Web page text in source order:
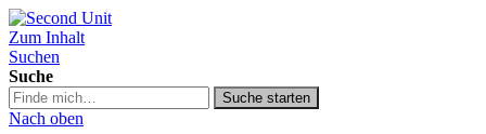
Second Unit
Zum Inhalt
Suchen
Suche
Suche
in
Suche starten
Nach oben